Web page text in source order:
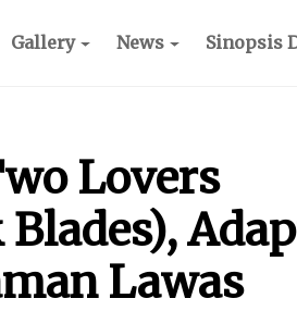
Gallery News Sinopsis
Lovers
Lawas